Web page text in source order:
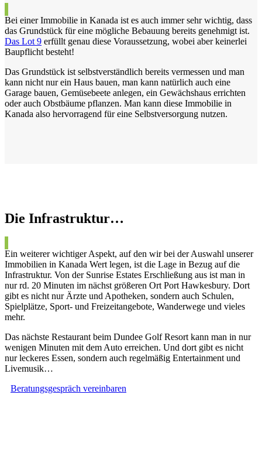
Bei einer Immobilie in Kanada ist es auch immer sehr wichtig, dass
das Grundstück für eine mögliche Bebauung bereits genehmigt ist.
Das Lot 9 erfüllt genau diese Voraussetzung, wobei aber keinerlei
Baupflicht besteht!
Das Grundstück ist selbstverständlich bereits vermessen und man
kann nicht nur ein Haus bauen, man kann natürlich auch eine
Garage bauen, Gemüsebeete anlegen, ein Gewächshaus errichten
oder auch Obstbäume pflanzen. Man kann diese Immobilie in
Kanada also hervorragend für eine Selbstversorgung nutzen.
Die Infrastruktur…
Ein weiterer wichtiger Aspekt, auf den wir bei der Auswahl unserer
Immobilien in Kanada Wert legen, ist die Lage in Bezug auf die
Infrastruktur. Von der Sunrise Estates Erschließung aus ist man in
nur rd. 20 Minuten im nächst größeren Ort Port Hawkesbury. Dort
gibt es nicht nur Ärzte und Apotheken, sondern auch Schulen,
Spielplätze, Sport- und Freizeitangebote, Wanderwege und vieles
mehr.
Das nächste Restaurant beim Dundee Golf Resort kann man in nur
wenigen Minuten mit dem Auto erreichen. Und dort gibt es nicht
nur leckeres Essen, sondern auch regelmäßig Entertainment und
Livemusik…
Beratungsgespräch vereinbaren